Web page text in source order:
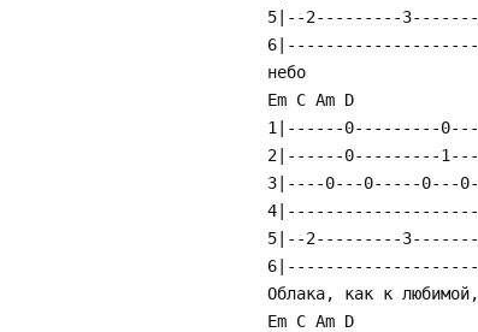
5|--2---------
небо
Em C Am D
1|------0---------
2|------0---------
3|----0---0-----0---
5|--2---------
Облака, как к
Em C Am D